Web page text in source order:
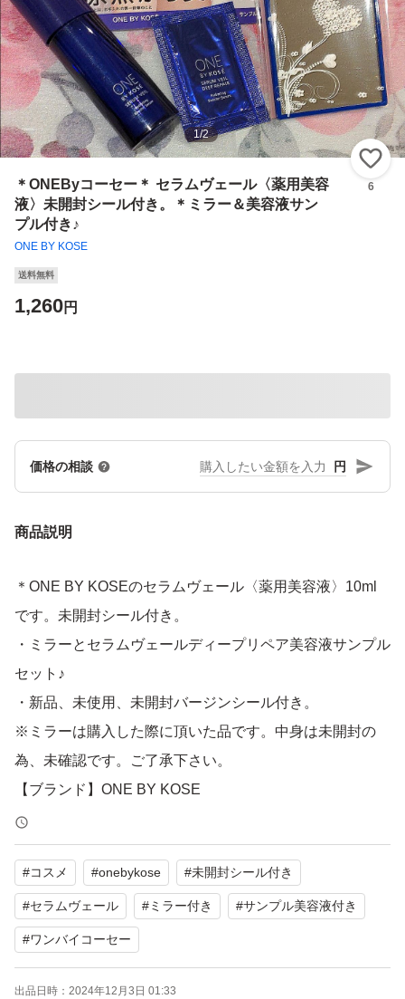
1/2
＊ONEByコーセー＊ セラムヴェール〈薬用美容
液〉未開封シール付き。＊ミラー＆美容液サン
プル付き♪
ONE BY KOSE
6
送料無料
1,260円
価格の相談 円
商品説明
＊ONE BY KOSEのセラムヴェール〈薬用美容液〉10ml
です。未開封シール付き。
・ミラーとセラムヴェールディープリペア美容液サンプル
セット♪
・新品、未使用、未開封バージンシール付き。
※ミラーは購入した際に頂いた品です。中身は未開封の
為、未確認です。ご了承下さい。
【ブランド】ONE BY KOSE
【カテゴリ】薬用美容液
※ミラーの鏡面に模様はございません。
※パンフは同封致しません。ご了承下さい
※返品、交換はご遠慮下さい。全てNC.NRでお願いしま
#コスメ #onebykose #未開封シール付き
#セラムヴェール #ミラー付き #サンプル美容液付き
#ワンバイコーセー
出品日時： 2024年12月3日 01:33